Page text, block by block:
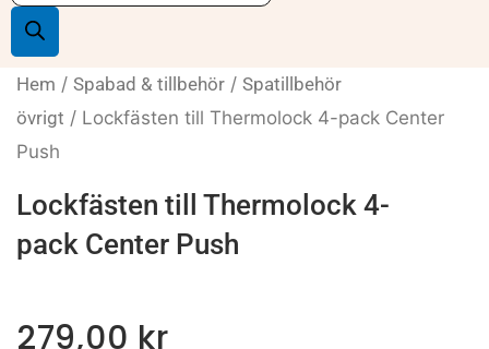
Hem / Spabad & tillbehör / Spatillbehör
övrigt / Lockfästen till Thermolock 4-pack Center
Push
Lockfästen till Thermolock 4-
pack Center Push
279,00 kr